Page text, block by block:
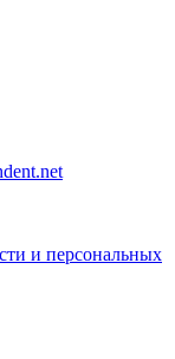
и персональных